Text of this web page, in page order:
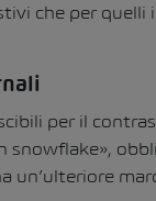
che per quelli
per il